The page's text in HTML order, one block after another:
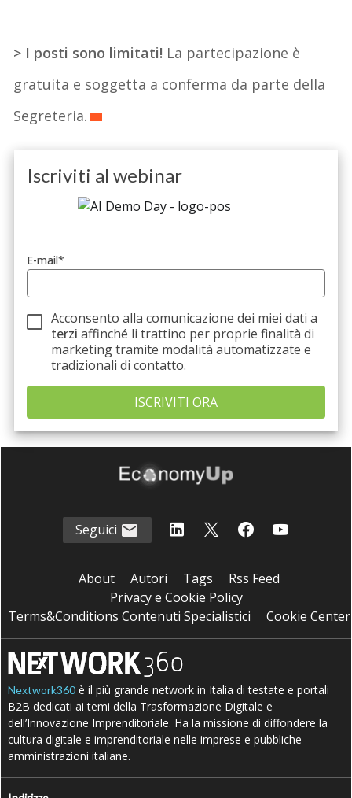
> I posti sono limitati! La partecipazione è
gratuita e soggetta a conferma da parte della
Segreteria.
Iscriviti al webinar
E-mail*
Acconsento alla comunicazione dei miei dati a
terzi affinché li trattino per proprie finalità di
marketing tramite modalità automatizzate e
tradizionali di contatto.
Seguici
About Autori Tags
Rss Feed
Privacy e Cookie Policy
Terms&Conditions Contenuti Specialistici
Cookie Center
Nextwork360 è il più grande network in Italia di testate e portali
B2B dedicati ai temi della Trasformazione Digitale e
dell’Innovazione Imprenditoriale. Ha la missione di diffondere la
cultura digitale e imprenditoriale nelle imprese e pubbliche
amministrazioni italiane.